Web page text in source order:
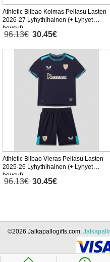
Athletic Bilbao Kolmas Peliasu Lasten
2026-27 Lyhythihainen (+ Lyhyet
housut)
96.13€ 30.45€
Athletic Bilbao Vieras Peliasu Lasten
2025-26 Lyhythihainen (+ Lyhyet
housut)
96.13€ 30.45€
©2026 Jalkapallogifts.com.